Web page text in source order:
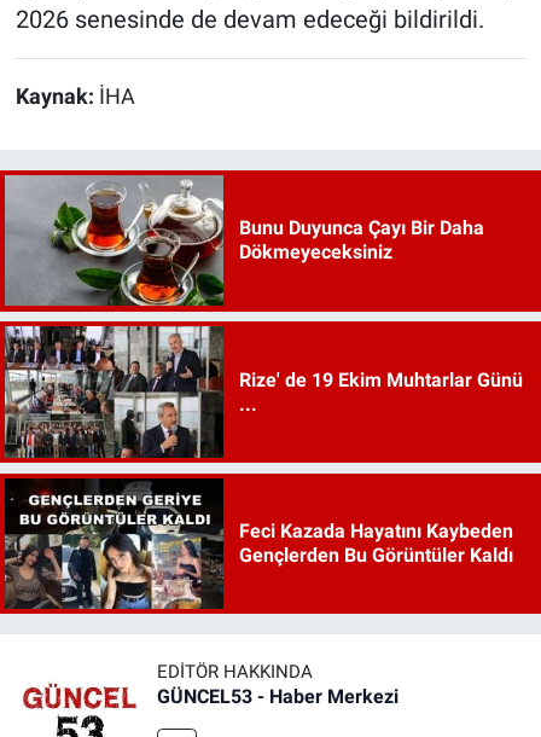
2026 senesinde de devam edeceği bildirildi.
Kaynak: İHA
Bunu Duyunca Çayı Bir Daha
Dökmeyeceksiniz
Rize' de 19 Ekim Muhtarlar Günü
...
Feci Kazada Hayatını Kaybeden
Gençlerden Bu Görüntüler Kaldı
EDITÖR HAKKINDA
GÜNCEL53 - Haber Merkezi